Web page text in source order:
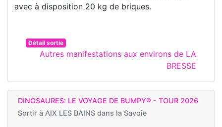
avec à disposition 20 kg de briques.
Détail sortie
Autres manifestations aux environs de LA
BRESSE
DINOSAURES: LE VOYAGE DE BUMPY® - TOUR 2026
Sortir à AIX LES BAINS dans la Savoie